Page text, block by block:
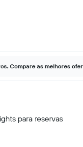
Compare as melhores
para reservas